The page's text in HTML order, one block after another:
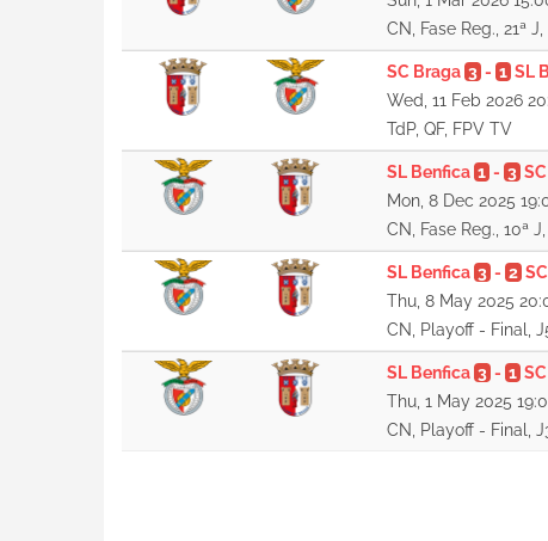
CN, Fase Reg., 21ª
SC Braga 3- 1 SL
Wed, 11 Feb 2026
TdP, QF, FPV TV
SL Benfica 1- 3
Mon, 8 Dec 2025
CN, Fase Reg., 10ª
SL Benfica 3- 2
Thu, 8 May 2025
CN, Playoff - Final,
SL Benfica 3- 1
Thu, 1 May 2025
CN, Playoff - Final,